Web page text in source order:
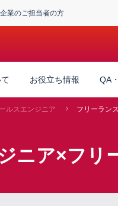
企業のご担当者の方
お役立ち情報 QA
ルスエンジニア フリーランス
ニア×フリ